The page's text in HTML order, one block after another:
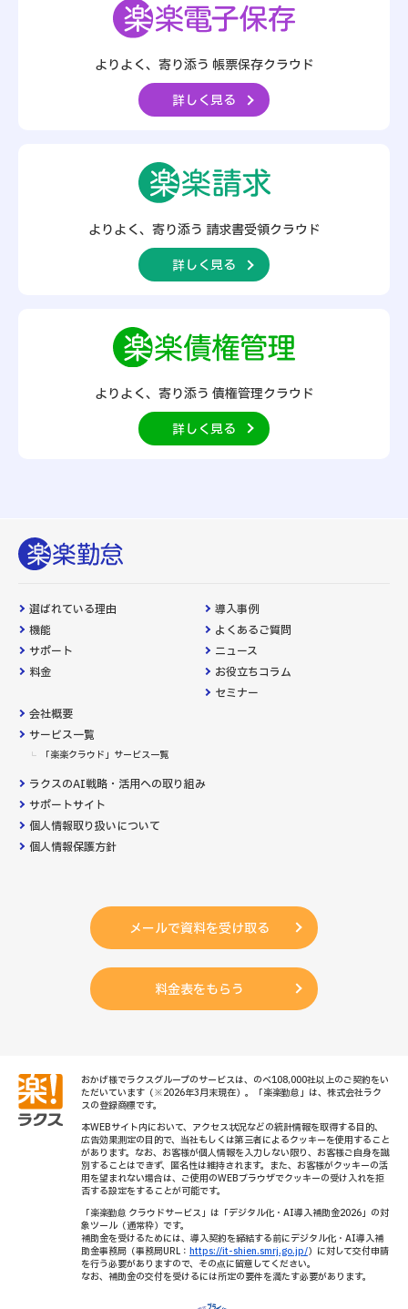
よりよく、寄り添う 帳票保存クラウド
詳しく見る
よりよく、寄り添う 請求書受領クラウド
詳しく見る
よりよく、寄り添う 債権管理クラウド
詳しく見る
選ばれている理由
機能
サポート
料金
導入事例
よくあるご質問
ニュース
お役立ちコラム
セミナー
会社概要
サービス一覧
「楽楽クラウド」サービス一覧
ラクスのAI戦略・活用への取り組み
サポートサイト
個人情報取り扱いについて
個人情報保護方針
メールで資料を受け取る
料金表をもらう
おかげ様でラクスグループのサービスは、のべ108,000社以上のご契約をい
ただいています（※2026年3月末現在）。「楽楽勤怠」は、株式会社ラク
スの登録商標です。
本WEBサイト内において、アクセス状況などの統計情報を取得する目的、
広告効果測定の目的で、当社もしくは第三者によるクッキーを使用すること
があります。なお、お客様が個人情報を入力しない限り、お客様ご自身を識
別することはできず、匿名性は維持されます。また、お客様がクッキーの活
用を望まれない場合は、ご使用のWEBブラウザでクッキーの受け入れを拒
否する設定をすることが可能です。
「楽楽勤怠 クラウドサービス」は「デジタル化・AI導入補助金2026」の対
象ツール（通常枠）です。
補助金を受けるためには、導入契約を締結する前にデジタル化・AI導入補
助金事務局（事務局URL： https://it-shien.smrj.go.jp/）に対して交付申請
を行う必要がありますので、その点に留意してください。
なお、補助金の交付を受けるには所定の要件を満たす必要があります。